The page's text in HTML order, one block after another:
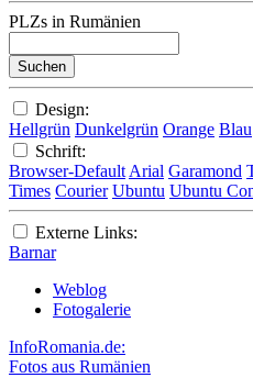
PLZs in Rumänien
Design:
Hellgrün Dunkelgrün Orange Blau
Schrift:
Browser-Default Arial Garamond
Times Courier Ubuntu Ubuntu
Externe Links:
Barnar
Weblog
Fotogalerie
InfoRomania.de:
Fotos aus Rumänien